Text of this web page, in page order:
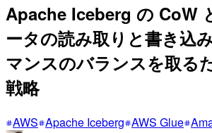
Apache Iceberg の CoW
ータの読み取りと書き込
マンスのバランスを取る
戦略
AWS Apache Iceberg AWS Glue